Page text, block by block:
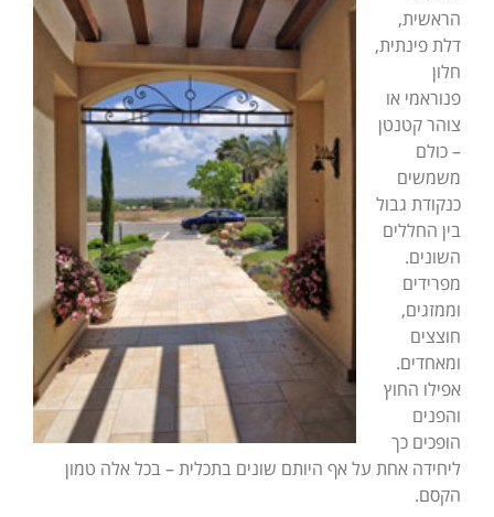
הראשית,
דלת פינתית,
חלון
פנוראמי או
צוהר קטנטן
– כולם
משמשים
כנקודת גבול
בין החללים
השונים.
מפרידים
וממזגים,
חוצצים
ומאחדים.
אפילו החוץ
והפנים
הופכים כך
ליחידה אחת על אף היותם שונים בתכלית – בכל אלה טמון
הקסם.